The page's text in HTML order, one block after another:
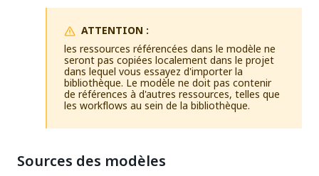
ATTENTION :
les ressources référencées dans le modèle ne
seront pas copiées localement dans le projet
dans lequel vous essayez d'importer la
bibliothèque. Le modèle ne doit pas contenir
de références à d'autres ressources, telles que
les workflows au sein de la bibliothèque.
Sources des modèles